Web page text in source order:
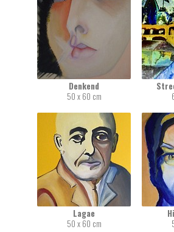
Denkend
50 x 60 cm
Lagae
50 x 60 cm